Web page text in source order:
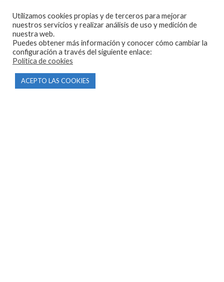
CONTACTO
Utilizamos cookies propias y de terceros para mejorar
nuestros servicios y realizar análisis de uso y medición de
nuestra web.
Puedes obtener más información y conocer cómo cambiar la
configuración a través del siguiente enlace:
Política de cookies
ACEPTO LAS COOKIES